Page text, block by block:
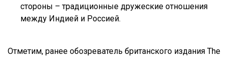
стороны – традиционные дружеские отношения
между Индией и Россией.
Отметим, ранее обозреватель британского издания The